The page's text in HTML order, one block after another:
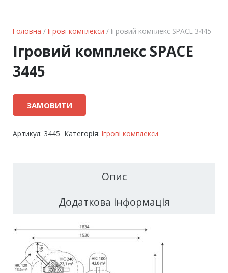
Головна / Ігрові комплекси / Ігровий комплекс SPACE 3445
Ігровий комплекс SPACE
3445
ЗАМОВИТИ
Артикул: 3445 Категорія: Ігрові комплекси
Опис
Додаткова інформація